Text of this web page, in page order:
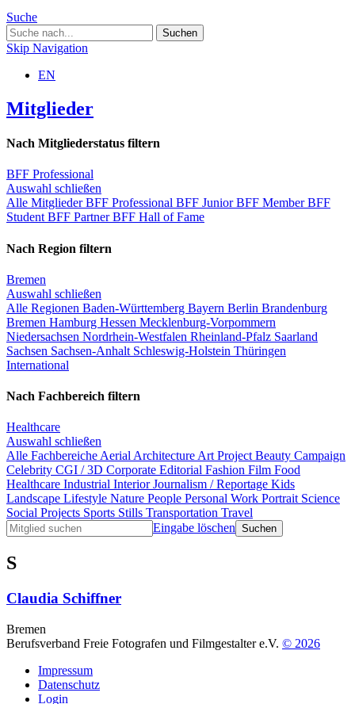
Suche
Skip Navigation
EN
Mitglieder
Nach Mitgliederstatus filtern
BFF Professional
Auswahl schließen
Alle MitgliederBFF Professional BFF JuniorBFF MemberBFF
Student BFF PartnerBFF Hall of Fame
Nach Region filtern
Bremen
Auswahl schließen
Alle Regionen Baden-Württemberg Bayern Berlin Brandenburg
Bremen Hamburg Hessen Mecklenburg-Vorpommern
Niedersachsen Nordrhein-Westfalen Rheinland-Pfalz Saarland
Sachsen Sachsen-Anhalt Schleswig-Holstein Thüringen
International
Nach Fachbereich filtern
Healthcare
Auswahl schließen
Alle Fachbereiche Aerial Architecture Art Project Beauty Campaign
Celebrity CGI / 3D Corporate Editorial Fashion Film Food
Healthcare Industrial InteriorJournalism / Reportage Kids
Landscape Lifestyle Nature People Personal Work Portrait Science
Social Projects Sports Stills Transportation Travel
Eingabe löschen
S
Claudia Schiffner
Bremen
Berufsverband Freie Fotografen und Filmgestalter e.V. © 2026
Impressum
Datenschutz
Login